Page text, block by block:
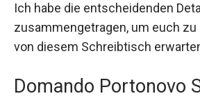
Ich habe die entscheidenden
zusammengetragen, um euch zu
von diesem Schreibtisch
Domando Portonovo